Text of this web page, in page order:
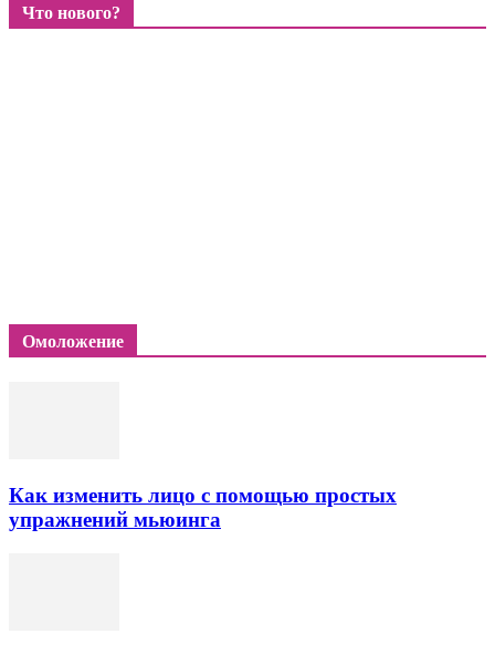
Что нового?
Омоложение
Как изменить лицо с помощью простых
упражнений мьюинга